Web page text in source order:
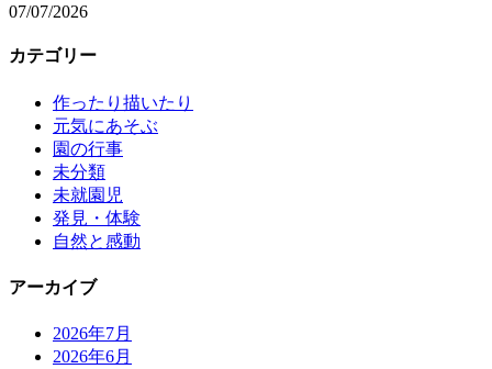
07/07/2026
カテゴリー
作ったり描いたり
元気にあそぶ
園の行事
未分類
未就園児
発見・体験
自然と感動
アーカイブ
2026年7月
2026年6月